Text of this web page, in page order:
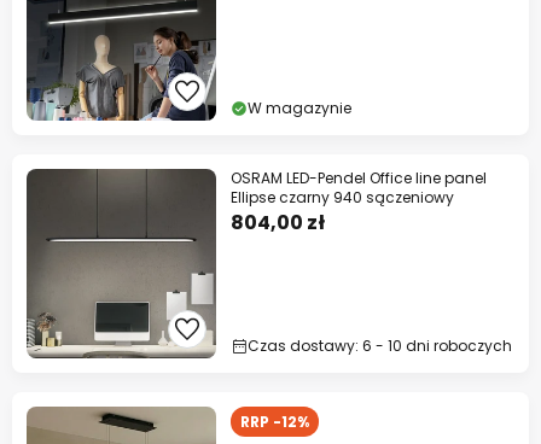
W magazynie
OSRAM LED-Pendel Office line panel
Ellipse czarny 940 sączeniowy
804,00 zł
Czas dostawy: 6 - 10 dni roboczych
RRP -12%